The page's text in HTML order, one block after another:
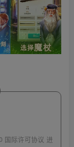
国际许可协议 进